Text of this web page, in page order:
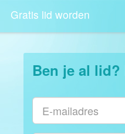
Gratis lid worden
Ben je al lid?